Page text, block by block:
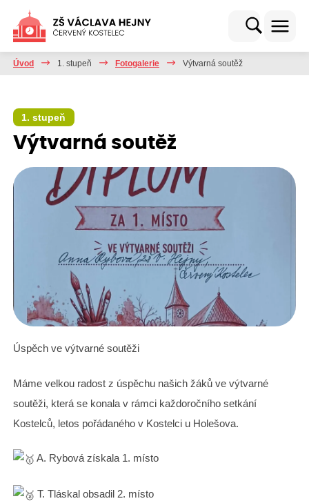
Úvod 1. stupeň Fotogalerie Výtvarná soutěž
1. stupeň
Výtvarná soutěž
Úspěch ve výtvarné soutěži
Máme velkou radost z úspěchu našich žáků ve výtvarné
soutěži, která se konala v rámci každoročního setkání
Kostelců, letos pořádaného v Kostelci u Holešova.
A. Rybová získala 1. místo
T. Tláskal obsadil 2. místo